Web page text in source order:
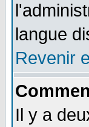
langue
Revenir
Il y a